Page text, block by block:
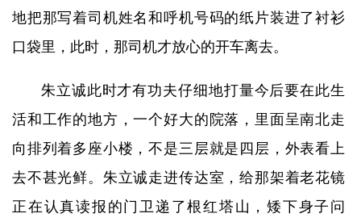
地把那写着司机姓名和呼机号码的纸片装进了衬衫
口袋里，此时，那司机才放心的开车离去。
朱立诚此时才有功夫仔细地打量今后要在此生
活和工作的地方，一个好大的院落，里面呈南北走
向排列着多座小楼，不是三层就是四层，外表看上
去不甚光鲜。朱立诚走进传达室，给那架着老花镜
正在认真读报的门卫递了根红塔山，矮下身子问